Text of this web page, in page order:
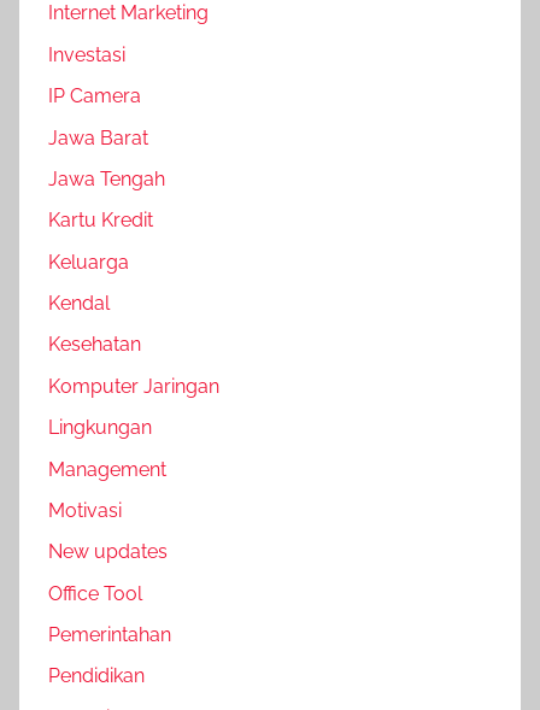
Internet Marketing
Investasi
IP Camera
Jawa Barat
Jawa Tengah
Kartu Kredit
Keluarga
Kendal
Kesehatan
Komputer Jaringan
Lingkungan
Management
Motivasi
New updates
Office Tool
Pemerintahan
Pendidikan